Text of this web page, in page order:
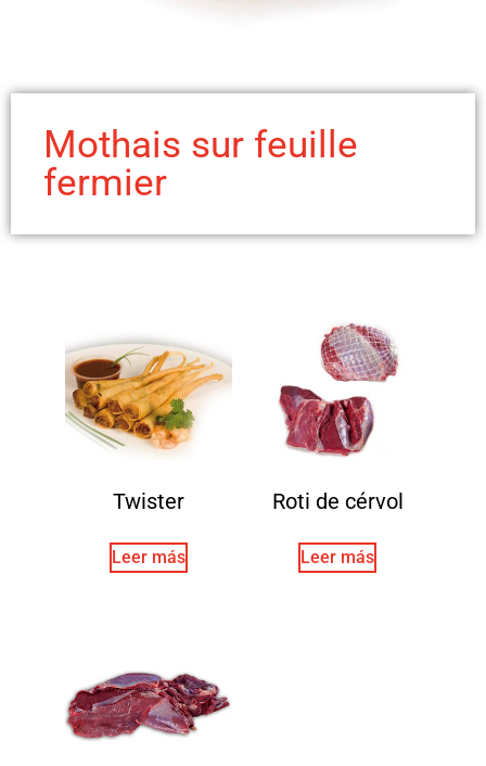
Mothais sur feuille
fermier
Twister
Leer más
Roti de cérvol
Leer más